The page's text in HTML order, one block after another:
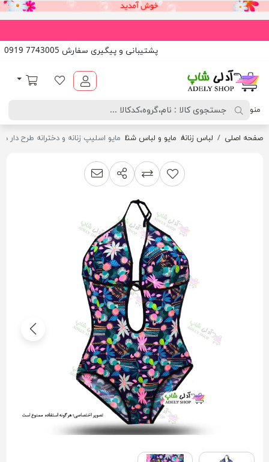
پشتیبانی و پیگیری سفارش 7743005 0919
لیست مورد علاقه
سبد خرید
منو
صفحه اصلی لباس زنانه مایو و لباس شنا مایو اسلیپ زنانه و دخترانه طرح دار
افزودن به لیست مقایسه
اشتراک گذاریپیشنهاد به دوست